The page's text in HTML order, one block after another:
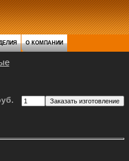
О КОМПАНИИ